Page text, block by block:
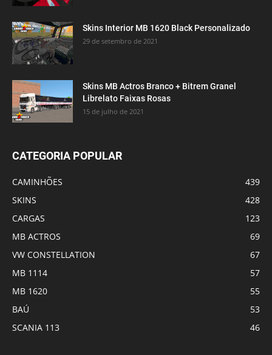
Skins Interior MB 1620 Black Personalizado
29 de setembro de 2021
Skins MB Actros Branco + Bitrem Granel
Librelato Faixas Rosas
15 de julho de 2021
CATEGORIA POPULAR
CAMINHÕES
439
SKINS
428
CARGAS
123
MB ACTROS
69
VW CONSTELLATION
67
MB 1114
57
MB 1620
55
BAÚ
53
SCANIA 113
46